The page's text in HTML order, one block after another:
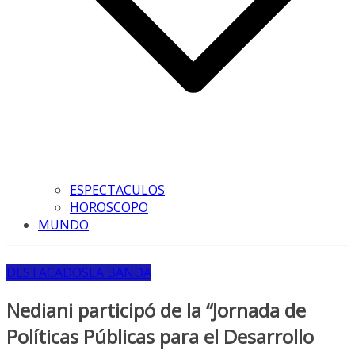
ESPECTACULOS
HOROSCOPO
MUNDO
DESTACADOSLA BANDA
Nediani participó de la “Jornada de
Políticas Públicas para el Desarrollo